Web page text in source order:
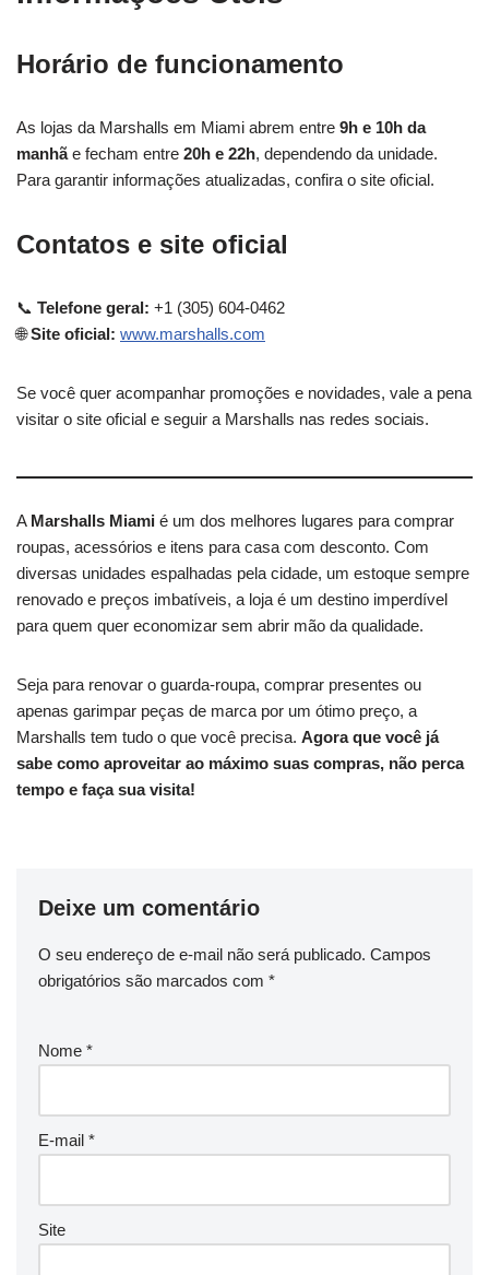
Horário de funcionamento
As lojas da Marshalls em Miami abrem entre 9h e 10h da
manhãe fecham entre 20h e 22h, dependendo da unidade.
Para garantir informações atualizadas, confira o site oficial.
Contatos e site oficial
📞 Telefone geral: +1 (305) 604-0462
🌐Site oficial: www.marshalls.com
Se você quer acompanhar promoções e novidades, vale a pena
visitar o site oficial e seguir a Marshalls nas redes sociais.
A Marshalls Miami é um dos melhores lugares para comprar
roupas, acessórios e itens para casa com desconto. Com
diversas unidades espalhadas pela cidade, um estoque sempre
renovado e preços imbatíveis, a loja é um destino imperdível
para quem quer economizar sem abrir mão da qualidade.
Seja para renovar o guarda-roupa, comprar presentes ou
apenas garimpar peças de marca por um ótimo preço, a
Marshalls tem tudo o que você precisa. Agora que você já
sabe como aproveitar ao máximo suas compras, não perca
tempo e faça sua visita!
Deixe um comentário
O seu endereço de e-mail não será publicado. Campos
obrigatórios são marcados com *
Nome *
E-mail *
Site